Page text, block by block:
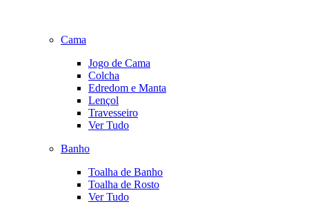
Cama
Jogo de Cama
Colcha
Edredom e Manta
Lençol
Travesseiro
Ver Tudo
Banho
Toalha de Banho
Toalha de Rosto
Ver Tudo